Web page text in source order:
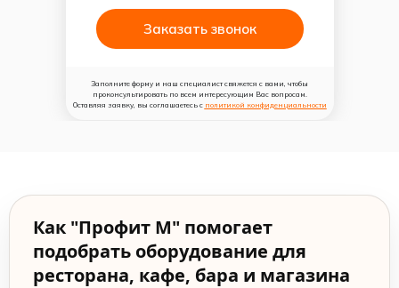
Заказать звонок
Заполните форму и наш специалист свяжется с вами, чтобы
проконсультировать по всем интересующим Вас вопросам.
Оставляя заявку, вы соглашаетесь с политикой конфиденциальности
Как "Профит М" помогает
подобрать оборудование для
ресторана, кафе, бара и магазина